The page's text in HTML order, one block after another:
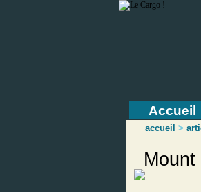
Accueil
accueil >
Mount